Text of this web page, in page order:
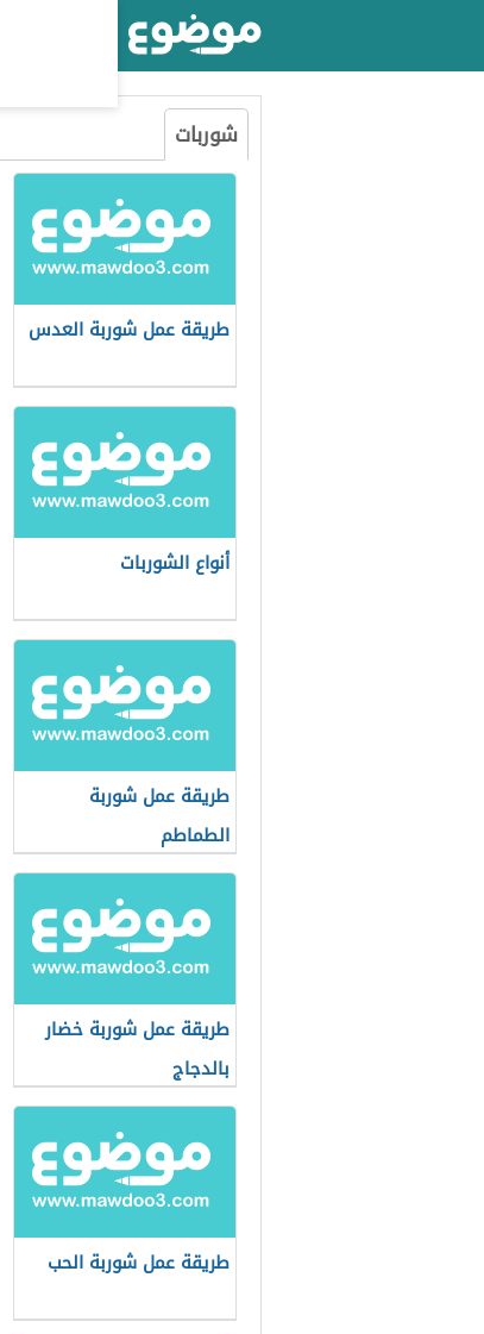
شوربات
طريقة عمل شوربة العدس
أنواع الشوربات
طريقة عمل شوربة
الطماطم
طريقة عمل شوربة خضار
بالدجاج
طريقة عمل شوربة الحب